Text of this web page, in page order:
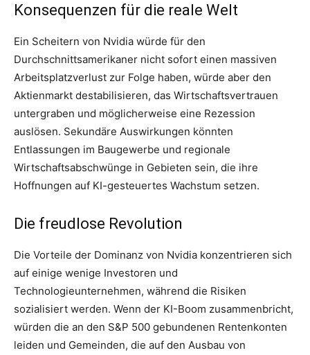
Konsequenzen für die reale Welt
Ein Scheitern von Nvidia würde für den
Durchschnittsamerikaner nicht sofort einen massiven
Arbeitsplatzverlust zur Folge haben, würde aber den
Aktienmarkt destabilisieren, das Wirtschaftsvertrauen
untergraben und möglicherweise eine Rezession
auslösen. Sekundäre Auswirkungen könnten
Entlassungen im Baugewerbe und regionale
Wirtschaftsabschwünge in Gebieten sein, die ihre
Hoffnungen auf KI-gesteuertes Wachstum setzen.
Die freudlose Revolution
Die Vorteile der Dominanz von Nvidia konzentrieren sich
auf einige wenige Investoren und
Technologieunternehmen, während die Risiken
sozialisiert werden. Wenn der KI-Boom zusammenbricht,
würden die an den S&P 500 gebundenen Rentenkonten
leiden und Gemeinden, die auf den Ausbau von